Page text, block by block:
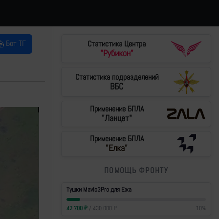
Бот ТГ
Статистика Центра
"Рубикон"
Статистика подразделений
ВБС
Применение БПЛА
"Ланцет"
Применение БПЛА
"Елка"
ПОМОЩЬ ФРОНТУ
Тушки Mavic3Pro для Ежа
42 700₽/ 430 000 ₽ 10%